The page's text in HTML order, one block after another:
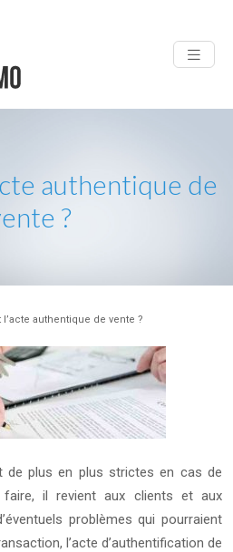
authentique de
?
authentique de vente ?
de plus en plus strictes en cas de
faire, il revient aux clients et aux
problèmes qui pourraient
l’acte d’authentification de